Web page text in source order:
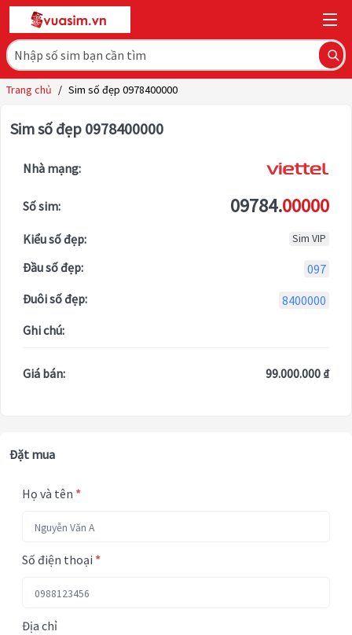
Trang chủ / Sim số đẹp 0978400000
Sim số đẹp 0978400000
Nhà mạng:
Số sim: 09784.00000
Kiểu số đẹp: Sim VIP
Đầu số đẹp:
097
Đuôi số đẹp:
8400000
Ghi chú:
Giá bán: 99.000.000 ₫
Đặt mua
Họ và tên *
Số điện thoại *
Địa chỉ